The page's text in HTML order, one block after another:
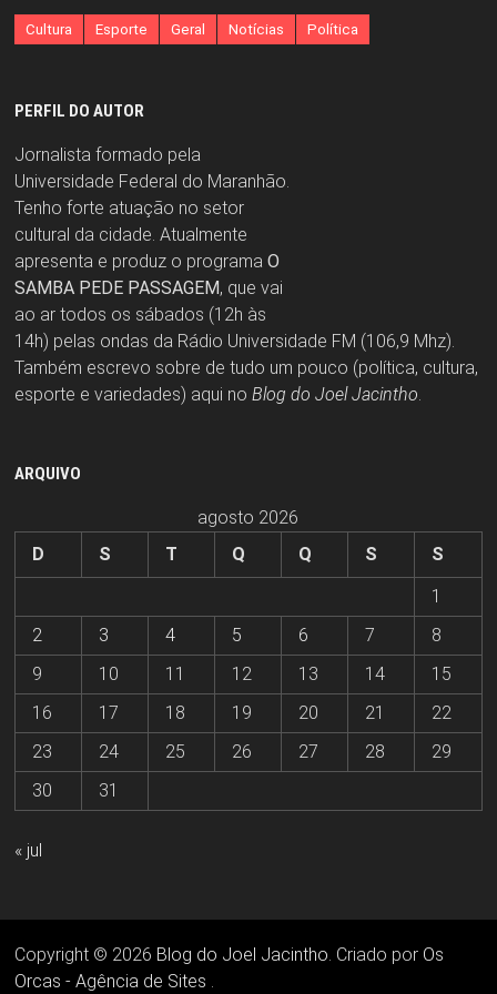
Cultura Esporte Geral Notícias Política
PERFIL DO AUTOR
Jornalista formado pela
Universidade Federal do Maranhão.
Tenho forte atuação no setor
cultural da cidade. Atualmente
apresenta e produz o programa O
SAMBA PEDE PASSAGEM, que vai
ao ar todos os sábados (12h às
14h) pelas ondas da Rádio Universidade FM (106,9 Mhz).
Também escrevo sobre de tudo um pouco (política, cultura,
esporte e variedades) aqui no Blog do Joel Jacintho
ARQUIVO
agosto 2026
D
S T Q Q S
S
1
2
3 4 5 6 7
8
9
10 11 12 13 14
15
16
17 18 19 20 21
22
23
24 25 26 27 28
29
30
31
« jul
Copyright © 2026 Blog do Joel Jacintho . Criado por Os
Orcas - Agência de Sites